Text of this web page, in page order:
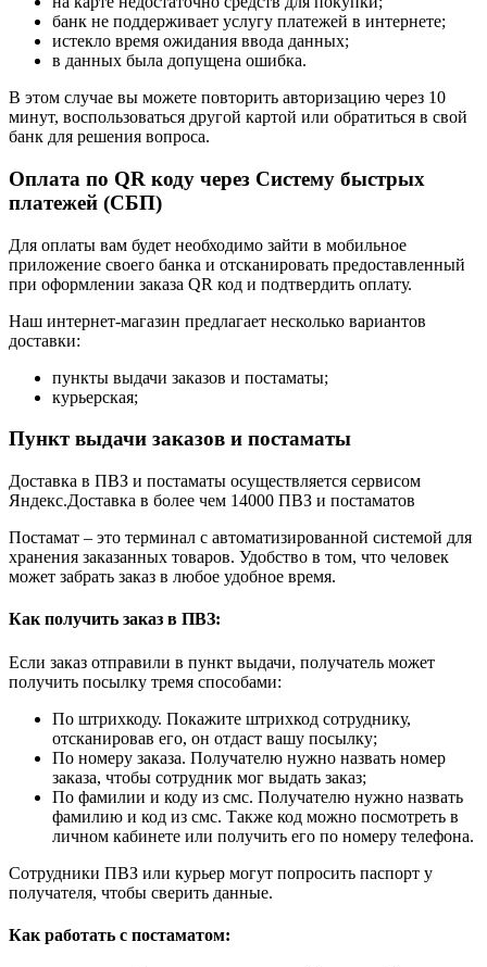
банк не поддерживает услугу платежей в интернете;
истекло время ожидания ввода данных;
в данных была допущена ошибка.
В этом случае вы можете повторить авторизацию через 10
минут, воспользоваться другой картой или обратиться в свой
банк для решения вопроса.
Оплата по QR коду через Систему быстрых
платежей (СБП)
Для оплаты вам будет необходимо зайти в мобильное
приложение своего банка и отсканировать предоставленный
при оформлении заказа QR код и подтвердить оплату.
Наш интернет-магазин предлагает несколько вариантов
доставки:
пункты выдачи заказов и постаматы;
курьерская;
Пункт выдачи заказов и постаматы
Доставка в ПВЗ и постаматы осуществляется сервисом
Яндекс.Доставка в более чем 14000 ПВЗ и постаматов
Постамат – это терминал с автоматизированной системой для
хранения заказанных товаров. Удобство в том, что человек
может забрать заказ в любое удобное время.
Как получить заказ в ПВЗ:
Если заказ отправили в пункт выдачи, получатель может
получить посылку тремя способами:
По штрихкоду. Покажите штрихкод сотруднику,
отсканировав его, он отдаст вашу посылку;
По номеру заказа. Получателю нужно назвать номер
заказа, чтобы сотрудник мог выдать заказ;
По фамилии и коду из смс. Получателю нужно назвать
фамилию и код из смс. Также код можно посмотреть в
личном кабинете или получить его по номеру телефона.
Сотрудники ПВЗ или курьер могут попросить паспорт у
получателя, чтобы сверить данные.
Как работать с постаматом: